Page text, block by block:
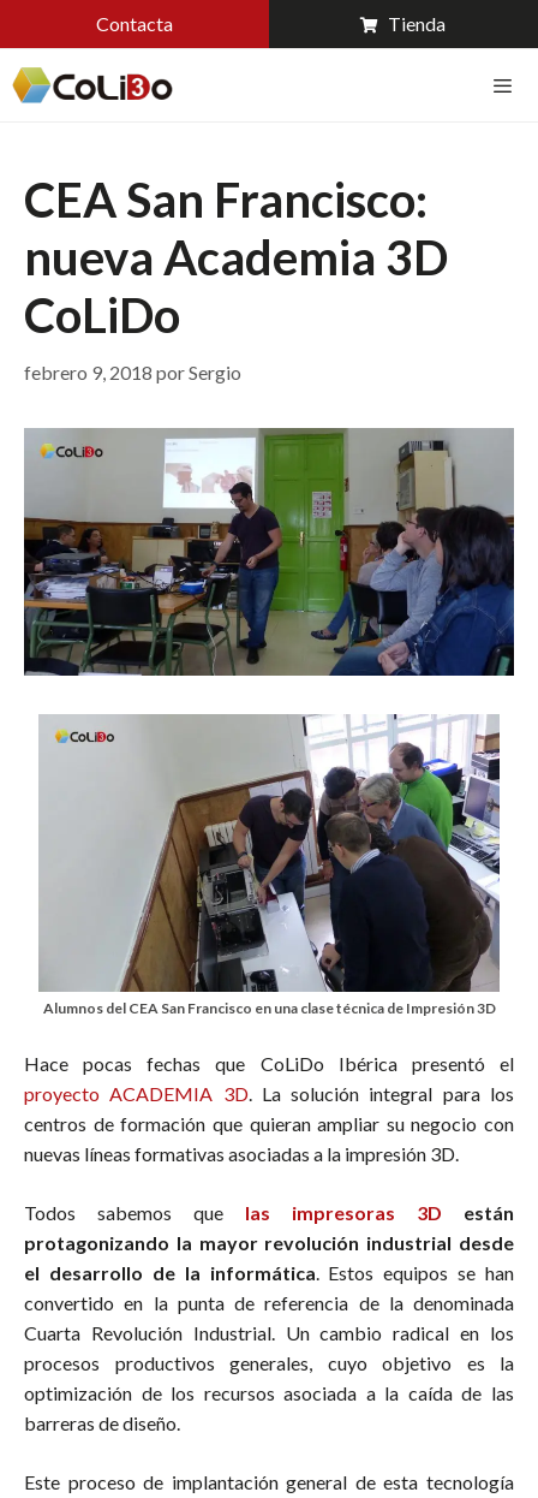
Contacta Tienda
CEA San Francisco:
nueva Academia 3D
CoLiDo
febrero 9, 2018 porSergio
Alumnos del CEA San Francisco en una clase técnica de Impresión 3D
Hace pocas fechas que CoLiDo Ibérica presentó el
proyecto ACADEMIA 3D. La solución integral para los
centros de formación que quieran ampliar su negocio con
nuevas líneas formativas asociadas a la impresión 3D.
Todos sabemos que las impresoras 3D están
protagonizando la mayor revolución industrial desde
el desarrollo de la informática . Estos equipos se han
convertido en la punta de referencia de la denominada
Cuarta Revolución Industrial. Un cambio radical en los
procesos productivos generales, cuyo objetivo es la
optimización de los recursos asociada a la caída de las
barreras de diseño.
Este proceso de implantación general de esta tecnología